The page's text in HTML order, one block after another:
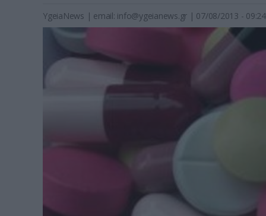
YgeiaNews | email: info@ygeianews.gr | 07/08/2013 - 09:24